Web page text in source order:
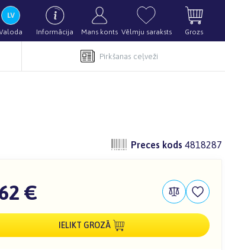
Informācija Mans konts Vēlmju saraksts Grozs
Pirkšanas ceļveži
Preces kods 4818287
€
IELIKT GROZĀ